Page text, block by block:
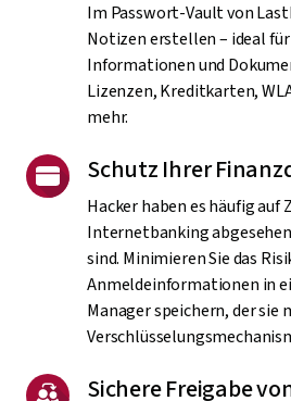
Im Passwort-Vault von
Notizen erstellen – ideal
Informationen und
Lizenzen, Kreditkarten,
mehr.
Schutz Ihrer
Hacker haben es häufig auf
Internetbanking
sind. Minimieren Sie das
Anmeldeinformationen in
Manager speichern, der
Sichere Freigabe